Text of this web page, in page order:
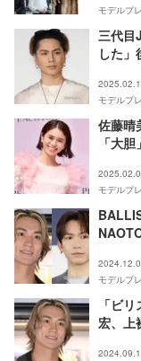
モデルプ
三代目
した
モデルプ
佐藤晴
「大
モデルプ
モデルプ
「ビ
宏、上